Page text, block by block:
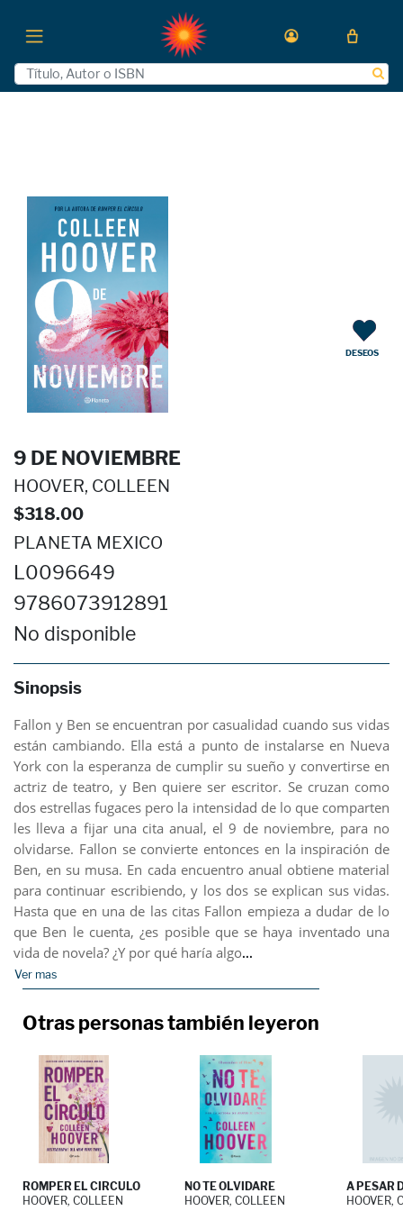
9 DE NOVIEMBRE
HOOVER, COLLEEN
$318.00
PLANETA MEXICO
L0096649
9786073912891
No disponible
Sinopsis
DESEOS
Fallon y Ben se encuentran por casualidad cuando sus vidas
están cambiando. Ella está a punto de instalarse en Nueva
York con la esperanza de cumplir su sueño y convertirse en
actriz de teatro, y Ben quiere ser escritor. Se cruzan como
dos estrellas fugaces pero la intensidad de lo que comparten
les lleva a fijar una cita anual, el 9 de noviembre, para no
olvidarse. Fallon se convierte entonces en la inspiración de
Ben, en su musa. En cada encuentro anual obtiene material
para continuar escribiendo, y los dos se explican sus vidas.
Hasta que en una de las citas Fallon empieza a dudar de lo
que Ben le cuenta, ¿es posible que se haya inventado una
vida de novela? ¿Y por qué haría algo...
Ver mas
Otras personas también leyeron
ROMPER EL CIRCULO
HOOVER, COLLEEN
NO TE OLVIDARE
HOOVER, COLLEEN
A PESAR
HOOVER,